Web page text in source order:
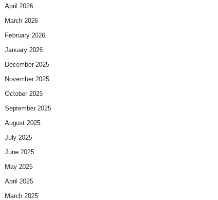
April 2026
March 2026
February 2026
January 2026
December 2025
November 2025
October 2025
September 2025
August 2025
July 2025
June 2025
May 2025
April 2025
March 2025